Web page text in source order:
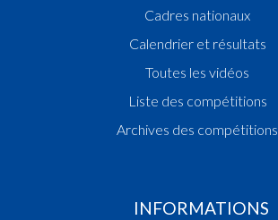
Cadres nationaux
Calendrier et résultats
Toutes les vidéos
Liste des compétitions
Archives des compétitions
INFORMATIONS